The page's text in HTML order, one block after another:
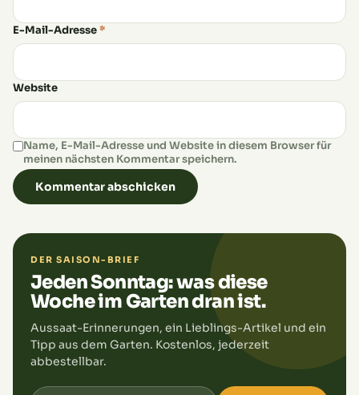
E-Mail-Adresse*
Website
Name, E-Mail-Adresse und Website in diesem Browser für
meinen nächsten Kommentar speichern.
DER SAISON-BRIEF
Jeden Sonntag: was diese
Woche im Garten dran ist.
Aussaat-Erinnerungen, ein Lieblings-Artikel und ein
Tipp aus dem Garten. Kostenlos, jederzeit
abbestellbar.